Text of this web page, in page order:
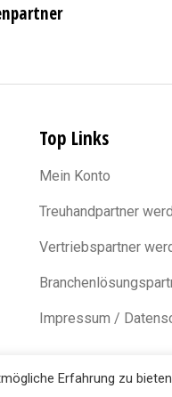
Top Links
Mein Konto
Treuhandpartner
Vertriebspartner
Impressum /
Erfahrung zu